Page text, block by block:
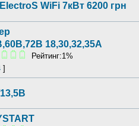
WiFi 7кВт 6200 грн
18,30,32,35А
Рейтинг:1%
]